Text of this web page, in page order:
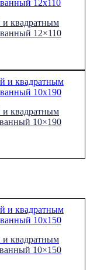
и квадратным
12×110
и квадратным
10×190
и квадратным
10×150